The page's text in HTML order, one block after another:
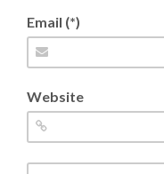
Email (*)
Website